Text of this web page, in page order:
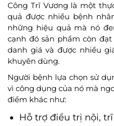
Công Trĩ Vương là một
quả được nhiều bệnh
những hiệu quả mà nó
cạnh đó sản phẩm còn
danh giá và được nhiều
khuyên dùng.
Người bệnh lựa chọn sử
vì công dụng của nó mà
điểm khác như:
Hỗ trợ điều trị nội,